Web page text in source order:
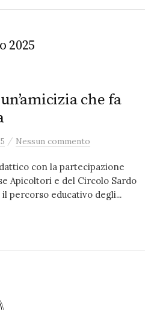
2025
che fa
/ Nessun commento
con la partecipazione
Apicoltori e del Circolo Sardo
il percorso educativo degli...